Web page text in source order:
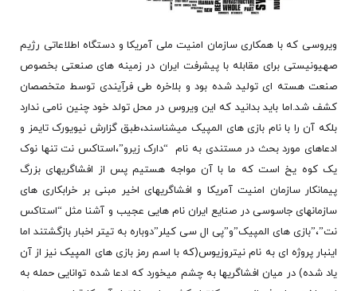
ویروسی که با همکاری سازمان امنیت ملی آمریکا و دستگاه اطلاعاتی رژیم
صهیونیستی برای مقابله با پیشرفت ایران در زمینه های صنعتی بخصوص
صنعت هسته ای تولید شده بود و بلاخره طی فرآِیندی توسط متخصصان
کشف شد.اما باید بدانید که این ویروس در محل تولد خود چنین نامی ندارد
بلکه آن را با نام بازی های المپیک میشناسند،طبق گزارش نیویورک تایمز و
ادعاهای مورد بحث در مستندی به نام “دارک زیرو”،استاکس نت تنها نوک
یک کوه یخ است که ما با آن مواجه هستیم پس از افشاگریهای بزرگ
پیمانکار سازمان امنیت آمریکا و افشاگریهای اخیر مبنی بر خرابکاری های
سازمانهای جاسوسی در صنایع ایران نام هایی عجیب و آشنا مثل “استاکس
نت”،”بازی های المپیک”و”پی ال سی کیلر”دوباره به تیتر اخبار بازگشتند اما
اینبار پروژه ای به نام نیتروزیوس(که با اسم رمز بازی های المپیک نیز از آن
یاد شده) در میان افشاگریها به چشم میخورد که ادعا شده توانایی حمله به